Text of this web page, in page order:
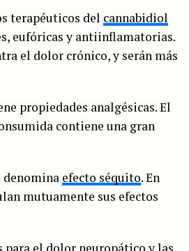
terapéuticos del cannabidiol
eufóricas y antiinflamatorias.
el dolor crónico, y serán más
propiedades analgésicas. El
contiene una gran
denomina efecto séquito. En
mutuamente sus efectos